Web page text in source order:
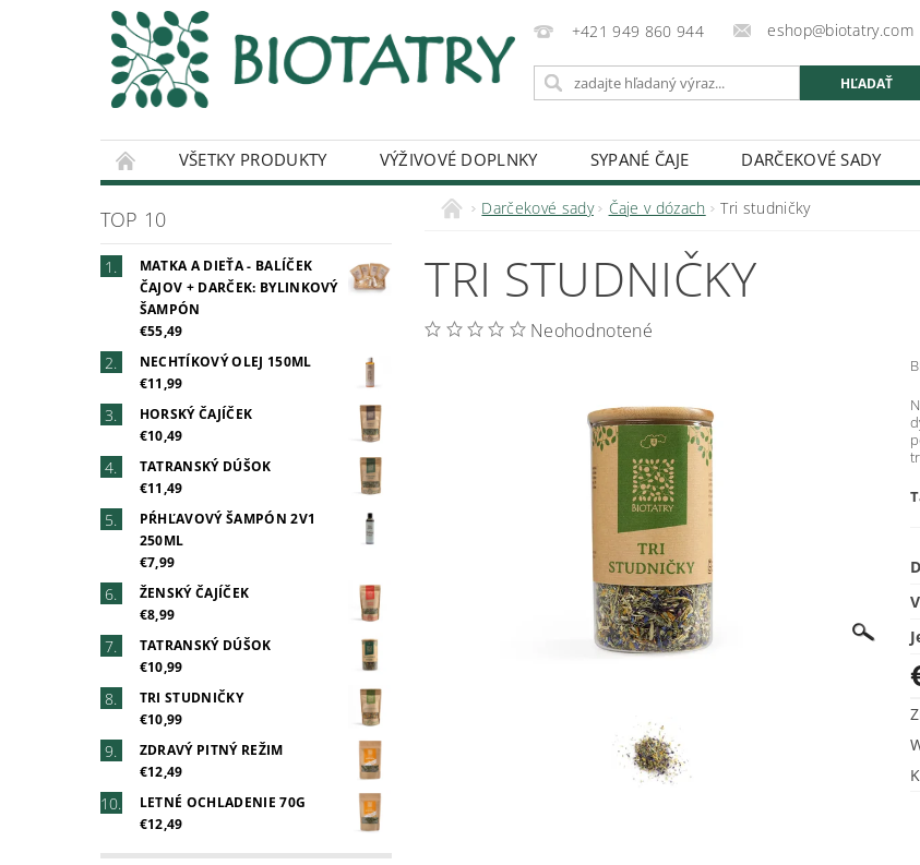
+421 949 860 944 eshop@biotatry.com
VŠETKY PRODUKTY VÝŽIVOVÉ DOPLNKY SYPANÉ ČAJE DARČEKOVÉ SADY
DOPRAVA KONTAKT O NÁS
TOP 10
MATKA A DIEŤA - BALÍČEK
ČAJOV + DARČEK: BYLINKOVÝ
ŠAMPÓN
€55,49
NECHTÍKOVÝ OLEJ 150ML
€11,99
HORSKÝ ČAJÍČEK
€10,49
TATRANSKÝ DÚŠOK
€11,49
PŔHĽAVOVÝ ŠAMPÓN 2V1
250ML
€7,99
ŽENSKÝ ČAJÍČEK
€8,99
TATRANSKÝ DÚŠOK
€10,99
TRI STUDNIČKY
€10,99
ZDRAVÝ PITNÝ REŽIM
€12,49
LETNÉ OCHLADENIE 70G
€12,49
Darčekové sady Čaje v dózach Tri studničky
TRI STUDNIČKY
Neohodnotené